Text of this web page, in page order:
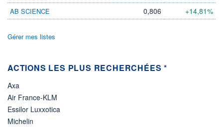
AB SCIENCE 0,806 +14,81%
Gérer mes listes
ACTIONS LES PLUS RECHERCHÉES *
Axa
Air France-KLM
Essilor Luxxotica
Michelin